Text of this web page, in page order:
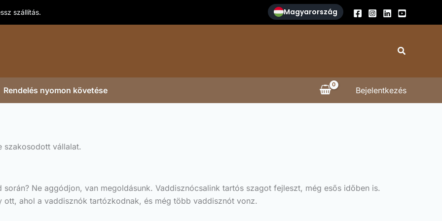
szállítás. Magyarország
Search
Rendelés nyomon követése Bejelentkezés
szakosodott vállalat.
Ne aggódjon, van megoldásunk. Vaddisznócsalink tartós szagot fejleszt, még esős időben is.
ott, ahol a vaddisznók tartózkodnak, és még több vaddisznót vonz.